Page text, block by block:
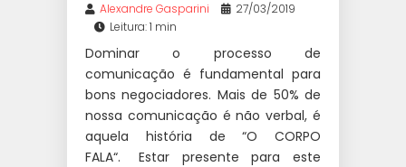
Alexandre Gasparini
27/03/2019
Leitura: 1 min
Dominar o processo de
comunicação é fundamental para
bons negociadores. Mais de 50% de
nossa comunicação é não verbal, é
aquela história de “O CORPO
FALA“.⠀⠀Estar presente para este